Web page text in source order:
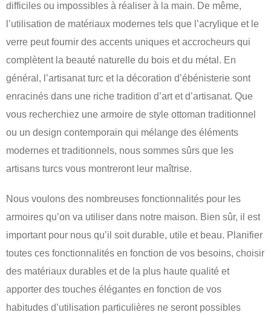
difficiles ou impossibles à réaliser à la main. De même,
l’utilisation de matériaux modernes tels que l’acrylique et le
verre peut fournir des accents uniques et accrocheurs qui
complètent la beauté naturelle du bois et du métal. En
général, l’artisanat turc et la décoration d’ébénisterie sont
enracinés dans une riche tradition d’art et d’artisanat. Que
vous recherchiez une armoire de style ottoman traditionnel
ou un design contemporain qui mélange des éléments
modernes et traditionnels, nous sommes sûrs que les
artisans turcs vous montreront leur maîtrise.
Nous voulons des nombreuses fonctionnalités pour les
armoires qu’on va utiliser dans notre maison. Bien sûr, il est
important pour nous qu’il soit durable, utile et beau. Planifier
toutes ces fonctionnalités en fonction de vos besoins, choisir
des matériaux durables et de la plus haute qualité et
apporter des touches élégantes en fonction de vos
habitudes d’utilisation particulières ne seront possibles